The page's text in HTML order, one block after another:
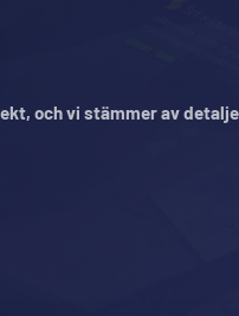
och vi stämmer av